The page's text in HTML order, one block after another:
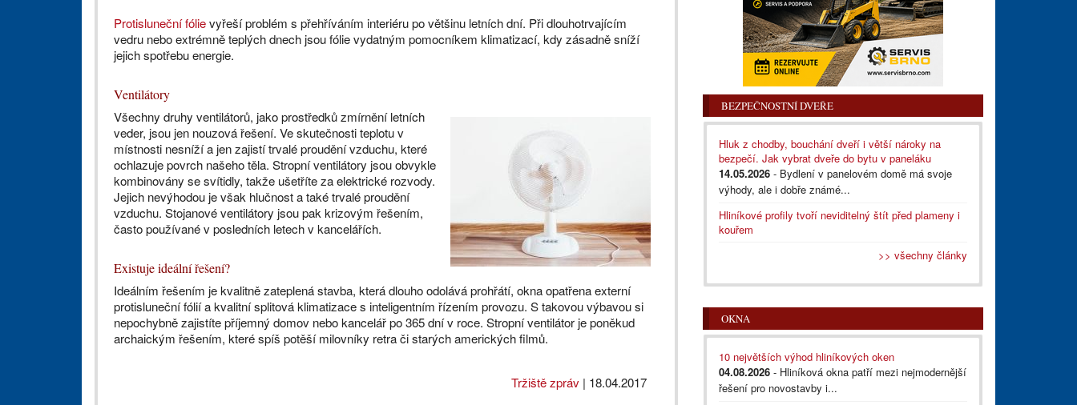
Protisluneční fólievyřeší problém s přehříváním interiéru po většinu letních dní. Při dlouhotrvajícím
vedru nebo extrémně teplých dnech jsou fólie vydatným pomocníkem klimatizací, kdy zásadně sníží
jejich spotřebu energie.
Ventilátory
Všechny druhy ventilátorů, jako prostředků zmírnění letních
veder, jsou jen nouzová řešení. Ve skutečnosti teplotu v
místnosti nesníží a jen zajistí trvalé proudění vzduchu, které
ochlazuje povrch našeho těla. Stropní ventilátory jsou obvykle
kombinovány se svítidly, takže ušetříte za elektrické rozvody.
Jejich nevýhodou je však hlučnost a také trvalé proudění
vzduchu. Stojanové ventilátory jsou pak krizovým řešením,
často používané v posledních letech v kancelářích.
Existuje ideální řešení?
Ideálním řešením je kvalitně zateplená stavba, která dlouho odolává prohřátí, okna opatřena externí
protisluneční fólií a kvalitní splitová klimatizace s inteligentním řízením provozu. S takovou výbavou si
nepochybně zajistíte příjemný domov nebo kancelář po 365 dní v roce. Stropní ventilátor je poněkud
archaickým řešením, které spíš potěší milovníky retra či starých amerických filmů.
Tržiště zpráv | 18.04.2017
BEZPEČNOSTNÍ DVEŘE
Hluk z chodby, bouchání dveří i větší nároky na
bezpečí. Jak vybrat dveře do bytu v paneláku
14.05.2026 - Bydlení v panelovém domě má svoje
výhody, ale i dobře známé...
Hliníkové profily tvoří neviditelný štít před plameny i
kouřem
>> všechny články
OKNA
10 největších výhod hliníkových oken
04.08.2026 - Hliníková okna patří mezi nejmodernější
řešení pro novostavby i...